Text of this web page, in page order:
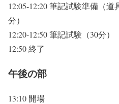
12:05-12:20 筆記試験準備（
分）
12:20-12:50 筆記試験（30分）
12:50 終了
午後の部
13:10 開場